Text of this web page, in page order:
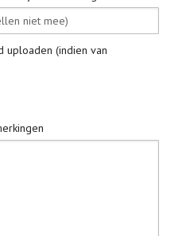
uploaden (indien van